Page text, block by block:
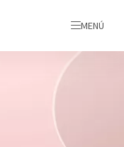
MENÚ